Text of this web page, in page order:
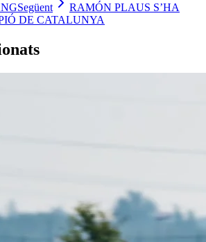
Següent
RAMÓN PLAUS S’HA
DE CATALUNYA